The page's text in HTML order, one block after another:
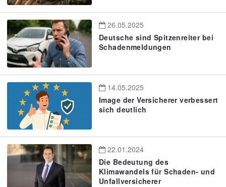
26.05.2025
Deutsche sind Spitzenreiter bei
Schadenmeldungen
14.05.2025
Image der Versicherer verbessert
sich deutlich
22.01.2024
Die Bedeutung des
Klimawandels für Schaden- und
Unfallversicherer